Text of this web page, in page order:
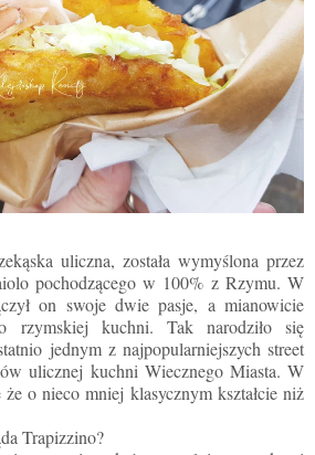
uliczna, została wymyślona przez
pochodzącego w 100% z Rzymu. W
on swoje dwie pasje, a mianowicie
kuchni. Tak narodziło się
jednym z najpopularniejszych street
ulicznej kuchni Wiecznego Miasta. W
o nieco mniej klasycznym kształcie niż
Trapizzino?